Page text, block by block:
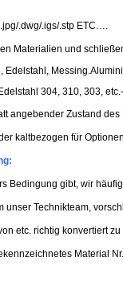
.dwg/.igs/.stp ETC….
Materialien und
Edelstahl, Messing.
304, 310, 303,
angebender Zustand
kaltbezogen für
Bedingung gibt, wir
Technikteam,
etc. richtig konvertiert
Material